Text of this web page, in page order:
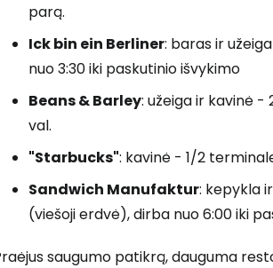
parą.
Ick bin ein Berliner: baras ir
nuo 3:30 iki paskutinio išvykimo
Beans & Barley: užeiga ir kavinė
val.
"Starbucks": kavinė - 1/2
Sandwich Manufaktur: kepykla
(viešoji erdvė), dirba nuo 6:00 iki
saugumo patikrą, dauguma